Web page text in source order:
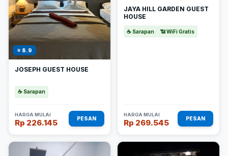
⭐ 8.9
JOSEPH GUEST HOUSE
☕ Sarapan
HARGA MULAI
Rp 226.145 PESAN
JAYA HILL GARDEN GUEST
HOUSE
☕ Sarapan 📶 WiFi Gratis
HARGA MULAI
Rp 269.545 PESAN